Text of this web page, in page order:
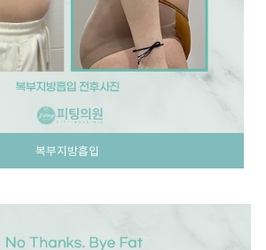
복부지방흡입